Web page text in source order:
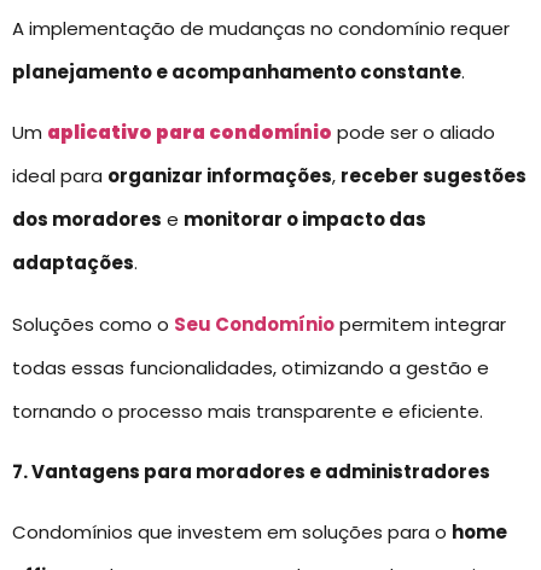
A implementação de mudanças no condomínio requer
planejamento e acompanhamento constante.
Um aplicativo para condomínio pode ser o aliado
ideal para organizar informações, receber sugestões
dos moradores e monitorar o impacto das
adaptações.
Soluções como o Seu Condomíniopermitem integrar
todas essas funcionalidades, otimizando a gestão e
tornando o processo mais transparente e eficiente.
7. Vantagens para moradores e administradores
Condomínios que investem em soluções para o home